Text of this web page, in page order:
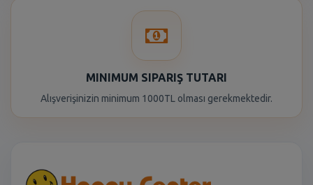
MINIMUM SIPARIŞ TUTARI
Alışverişinizin minimum 1000TL olması gerekmektedir.